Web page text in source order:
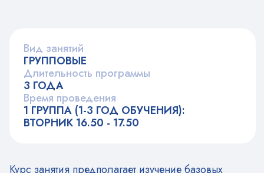
Вид занятий
ГРУППОВЫЕ
Длительность программы
3 ГОДА
Время проведения
1 ГРУППА (1-3 ГОД ОБУЧЕНИЯ):
ВТОРНИК 16.50 - 17.50
Курс занятия предполагает изучение базовых